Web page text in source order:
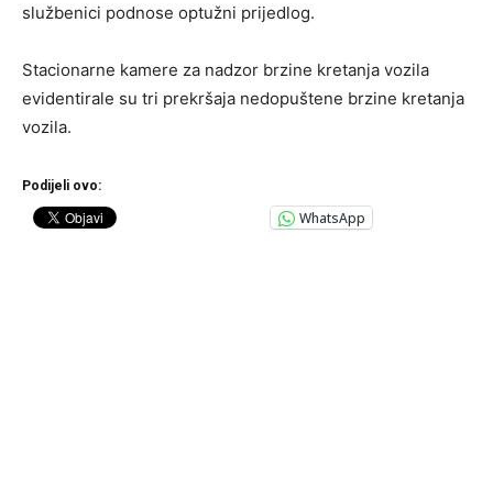
službenici podnose optužni prijedlog.
Stacionarne kamere za nadzor brzine kretanja vozila
evidentirale su tri prekršaja nedopuštene brzine kretanja
vozila.
Podijeli ovo:
WhatsApp